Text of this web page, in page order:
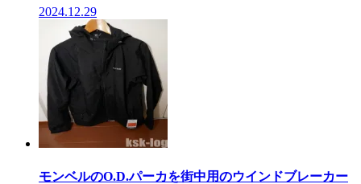
2024.12.29
モンベルのO.D.パーカを街中用のウインドブレーカー